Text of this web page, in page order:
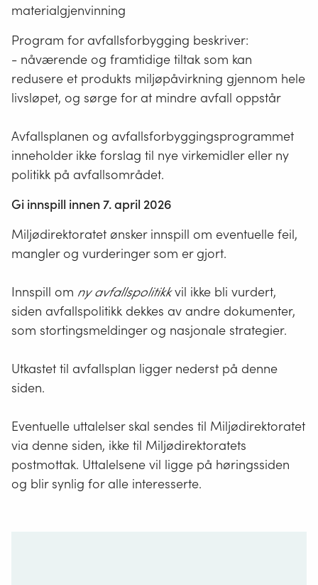
materialgjenvinning
Program for avfallsforbygging beskriver:
- nåværende og framtidige tiltak som kan
redusere et produkts miljøpåvirkning gjennom hele
livsløpet, og sørge for at mindre avfall oppstår
Avfallsplanen og avfallsforbyggingsprogrammet
inneholder ikke forslag til nye virkemidler eller ny
politikk på avfallsområdet.
Gi innspill innen 7. april 2026
Miljødirektoratet ønsker innspill om eventuelle feil,
mangler og vurderinger som er gjort.
Innspill om ny avfallspolitikkvil ikke bli vurdert,
siden avfallspolitikk dekkes av andre dokumenter,
som stortingsmeldinger og nasjonale strategier.
Utkastet til avfallsplan ligger nederst på denne
siden.
Eventuelle uttalelser skal sendes til Miljødirektoratet
via denne siden, ikke til Miljødirektoratets
postmottak. Uttalelsene vil ligge på høringssiden
og blir synlig for alle interesserte.